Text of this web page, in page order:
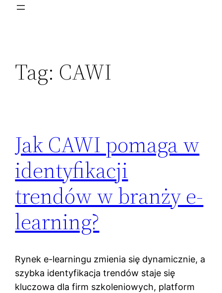
Tag: CAWI
Jak CAWI pomaga w
identyfikacji
trendów w branży e-
learning?
Rynek e-learningu zmienia się dynamicznie, a
szybka identyfikacja trendów staje się
kluczowa dla firm szkoleniowych, platform